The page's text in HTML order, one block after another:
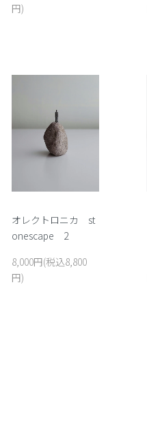
円)
オレクトロニカ st
onescape 2
8,000円(税込8,800
円)